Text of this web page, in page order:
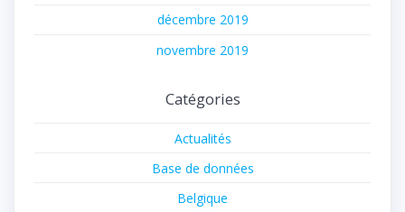
décembre 2019
novembre 2019
Catégories
Actualités
Base de données
Belgique